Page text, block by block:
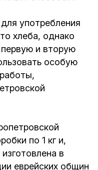
употребления
хлеба, однако
и вторую
особую
по 1 кг и,
в
еврейских общин